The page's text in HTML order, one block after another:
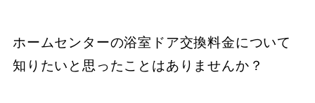
ホームセンターの浴室ドア交換料金について
知りたいと思ったことはありませんか？